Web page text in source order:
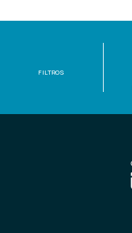
FILTROS